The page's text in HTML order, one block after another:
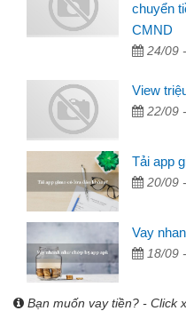
chuyển
CMND
24/09
View
22/09
Tải app
20/09
Vay
18/09
Bạn muốn vay tiền? - Click